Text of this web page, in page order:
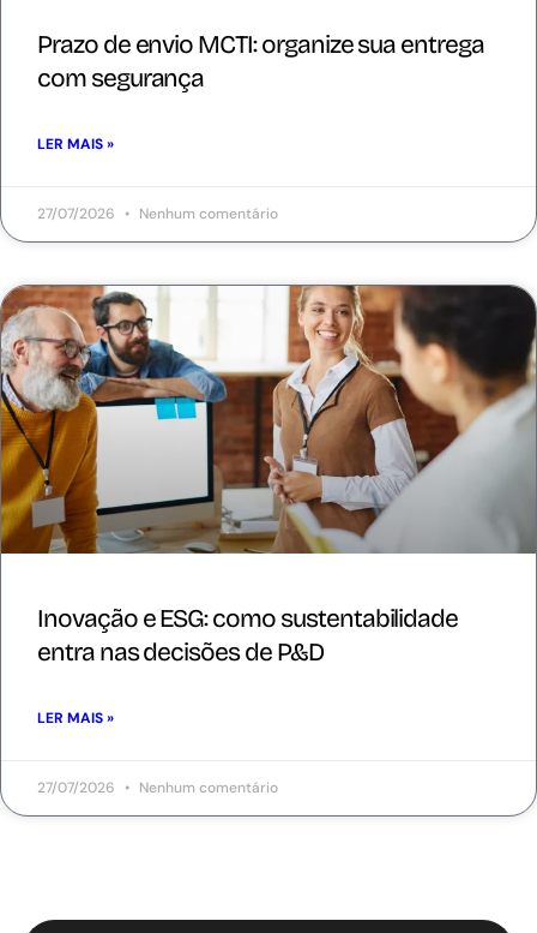
Prazo de envio MCTI: organize sua entrega
com segurança
LER MAIS »
27/07/2026 Nenhum comentário
Inovação e ESG: como sustentabilidade
entra nas decisões de P&D
LER MAIS »
27/07/2026 Nenhum comentário